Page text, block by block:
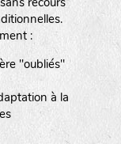
:
"oubliés"
à la